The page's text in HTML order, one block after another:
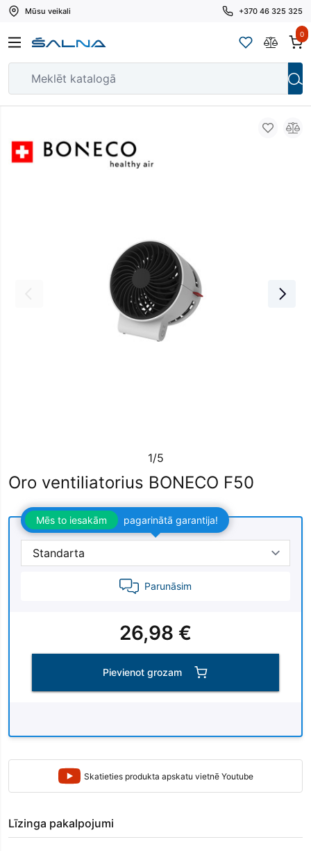
Mūsu veikali +370 46 325 325
0
1/5
Oro ventiliatorius BONECO F50
Mēs to iesakām pagarinātā garantija!
Parunāsim
26,98 €
Pievienot grozam
Skatieties produkta apskatu vietnē Youtube
Līzinga pakalpojumi